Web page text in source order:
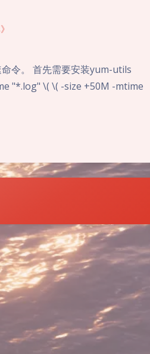
夜间模式
令。 首先需要安装yum-utils
"*.log" \( \( -size +50M -mtime